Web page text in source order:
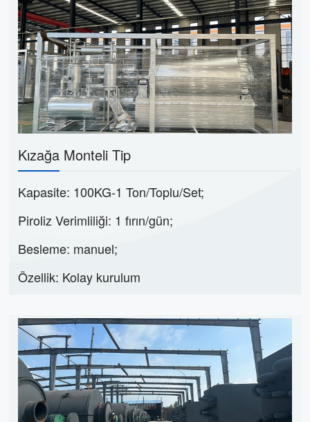
Kızağa Monteli Tip
Kapasite: 100KG-1 Ton/Toplu/Set;
Piroliz Verimliliği: 1 fırın/gün;
Besleme: manuel;
Özellik: Kolay kurulum